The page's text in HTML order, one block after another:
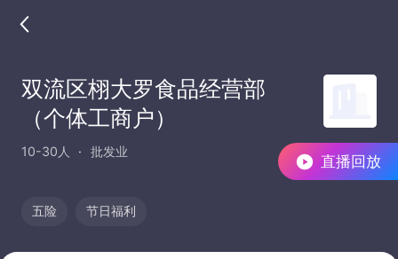
直播回放
双流区栩大罗食品经营部
（个体工商户）
10-30人 批发业
五险 节日福利